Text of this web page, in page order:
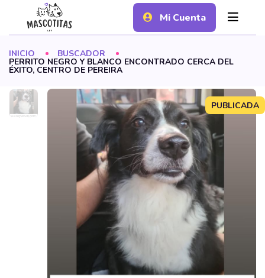
Mi Cuenta
INICIO BUSCADOR
PERRITO NEGRO Y BLANCO ENCONTRADO CERCA DEL
ÉXITO, CENTRO DE PEREIRA
PUBLICADA